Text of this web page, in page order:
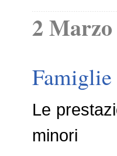
2 Marzo
Le
minori